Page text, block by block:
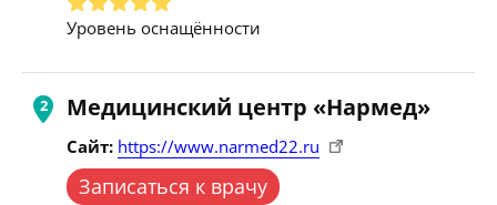
Уровень оснащённости
Медицинский центр «Нармед»
Сайт: https://www.narmed22.ru
Записаться к врачу